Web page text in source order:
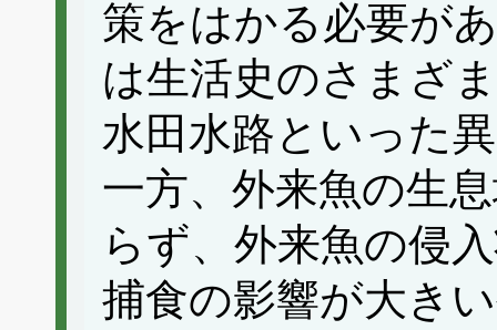
策をはかる必要が
は生活史のさまざ
水田水路といった
一方、外来魚の生
らず、外来魚の侵
捕食の影響が大き